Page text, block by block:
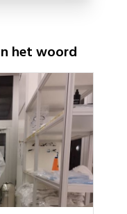
het woord